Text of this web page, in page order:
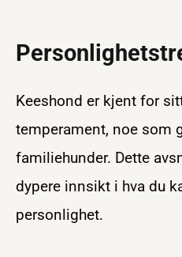
Keeshond er kjent for
temperament, noe som
familiehunder. Dette
dypere innsikt i hva du
personlighet.